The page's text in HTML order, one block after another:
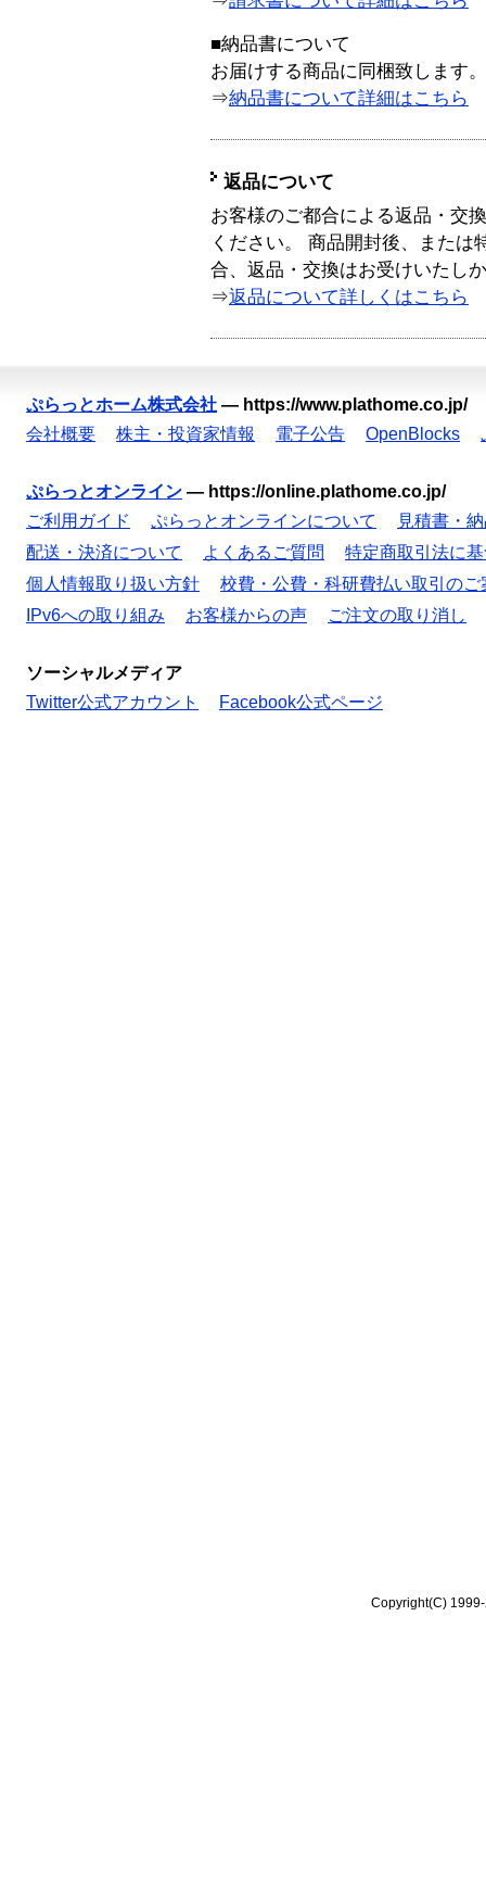
■納品書について
お届けする商品に同梱致します。
⇒納品書について詳細はこちら
返品について
お客様のご都合による返品・交
ください。 商品開封後、または
合、返品・交換はお受けいたし
⇒返品について詳しくはこちら
ぷらっとホーム株式会社 — https://www.plathome.co.jp/
会社概要
株主・投資家情報 電子公告 OpenBlocks
ぷらっとオンライン — https://online.plathome.co.jp/
ご利用ガイド
ぷらっとオンラインについて
見積書・
配送・決済について
よくあるご質問
特定商取引法に
個人情報取り扱い方針
校費・公費・科研費払い取引のご
IPv6への取り組み
お客様からの声 ご注文の取り消し
ソーシャルメディア
Twitter公式アカウント
Facebook公式ページ
Copyright(C)